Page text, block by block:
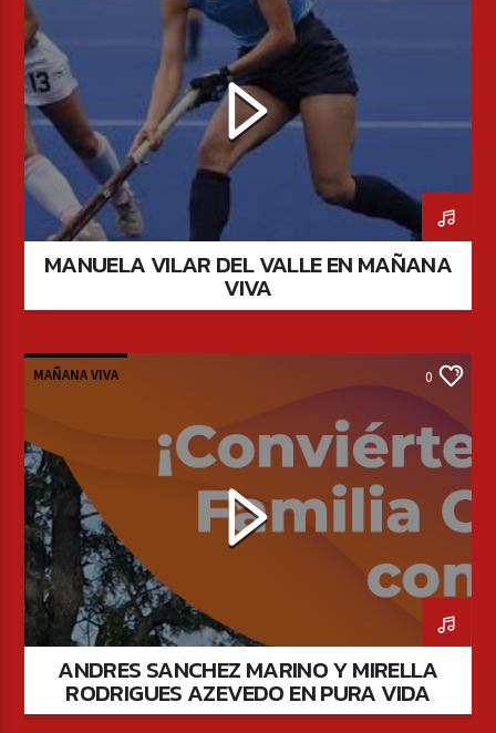
MANUELA VILAR DEL VALLE EN MAÑANA
VIVA
MAÑANA VIVA 0
ANDRES SANCHEZ MARINO Y MIRELLA
RODRIGUES AZEVEDO EN PURA VIDA